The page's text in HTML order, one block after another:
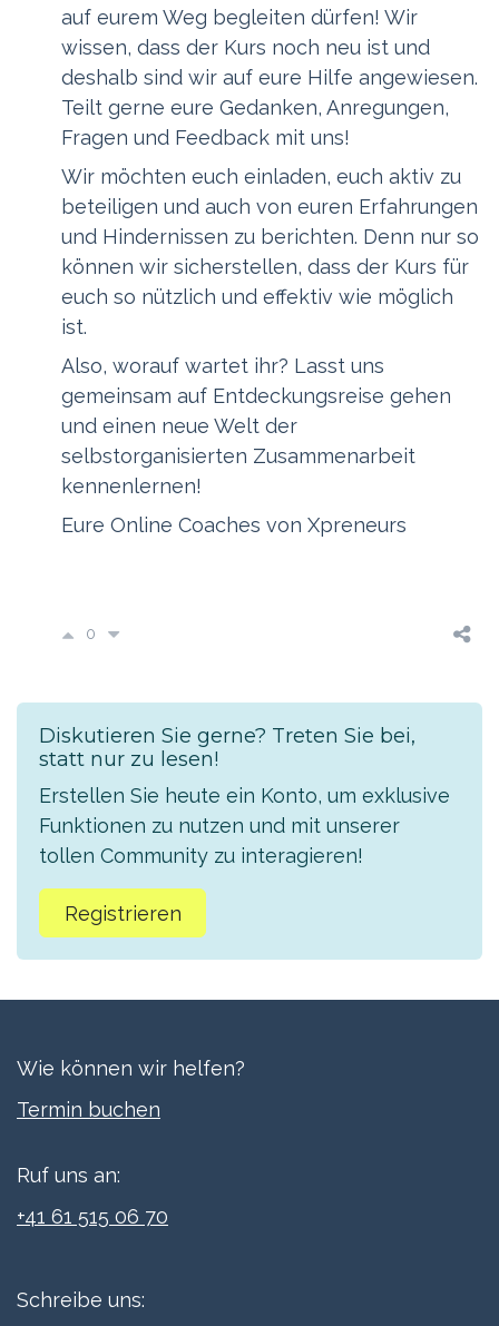
auf eurem Weg begleiten dürfen! Wir
wissen, dass der Kurs noch neu ist und
deshalb sind wir auf eure Hilfe angewiesen.
Teilt gerne eure Gedanken, Anregungen,
Fragen und Feedback mit uns!
Wir möchten euch einladen, euch aktiv zu
beteiligen und auch von euren Erfahrungen
und Hindernissen zu berichten. Denn nur so
können wir sicherstellen, dass der Kurs für
euch so nützlich und effektiv wie möglich
ist.
Also, worauf wartet ihr? Lasst uns
gemeinsam auf Entdeckungsreise gehen
und einen neue Welt der
selbstorganisierten Zusammenarbeit
kennenlernen!
Eure Online Coaches von Xpreneurs
0
Diskutieren Sie gerne? Treten Sie bei,
statt nur zu lesen!
Erstellen Sie heute ein Konto, um exklusive
Funktionen zu nutzen und mit unserer
tollen Community zu interagieren!
Registrieren
Wie können wir helfen?
Termi​n buchen
Ruf uns an:
+41 61 515 06 70
Schreibe uns: